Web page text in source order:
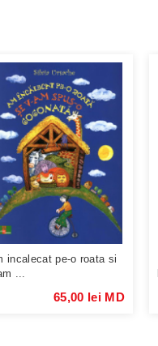
incalecat pe-o roata si
...
65,00 lei MD